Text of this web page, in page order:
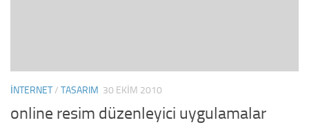
INTERNET/ TASARIM 30 EKIM 2010
online resim düzenleyici uygulamalar